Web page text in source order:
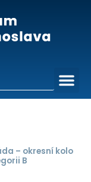
– okresní kolo
B